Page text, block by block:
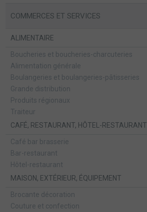
COMMERCES ET SERVICES
ALIMENTAIRE
Boucheries et boucheries-charcuteries
Alimentation générale
Boulangeries et boulangeries-pâtisseries
Grande distribution
Produits régionaux
Traiteur
CAFÉ, RESTAURANT, HÔTEL-RESTAURANT
Café bar brasserie
Bar-restaurant
Hôtel-restaurant
MAISON, EXTÉRIEUR, ÉQUIPEMENT
Brocante décoration
Couture et confection